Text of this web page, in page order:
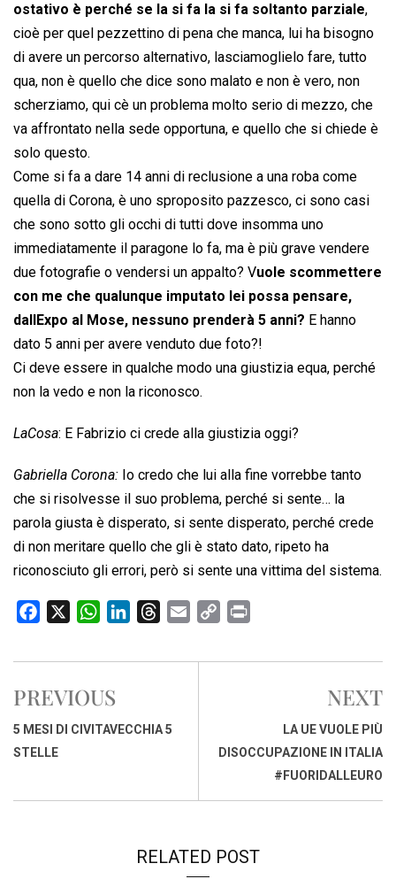
ostativo è perché se la si fa la si fa soltanto parziale,
cioè per quel pezzettino di pena che manca, lui ha bisogno
di avere un percorso alternativo, lasciamoglielo fare, tutto
qua, non è quello che dice sono malato e non è vero, non
scherziamo, qui cè un problema molto serio di mezzo, che
va affrontato nella sede opportuna, e quello che si chiede è
solo questo.
Come si fa a dare 14 anni di reclusione a una roba come
quella di Corona, è uno sproposito pazzesco, ci sono casi
che sono sotto gli occhi di tutti dove insomma uno
immediatamente il paragone lo fa, ma è più grave vendere
due fotografie o vendersi un appalto? Vuole scommettere
con me che qualunque imputato lei possa pensare,
dallExpo al Mose, nessuno prenderà 5 anni? E hanno
dato 5 anni per avere venduto due foto?!
Ci deve essere in qualche modo una giustizia equa, perché
non la vedo e non la riconosco.
LaCosa: E Fabrizio ci crede alla giustizia oggi?
Gabriella Corona: Io credo che lui alla fine vorrebbe tanto
che si risolvesse il suo problema, perché si sente… la
parola giusta è disperato, si sente disperato, perché crede
di non meritare quello che gli è stato dato, ripeto ha
riconosciuto gli errori, però si sente una vittima del sistema.
c
b
o
o
W
a
s
A
n
d
r
d
a
p
n
i
PREVIOUS
5 MESI DI CIVITAVECCHIA 5
STELLE
NEXT
LA UE VUOLE PIÙ
DISOCCUPAZIONE IN ITALIA
#FUORIDALLEURO
RELATED POST